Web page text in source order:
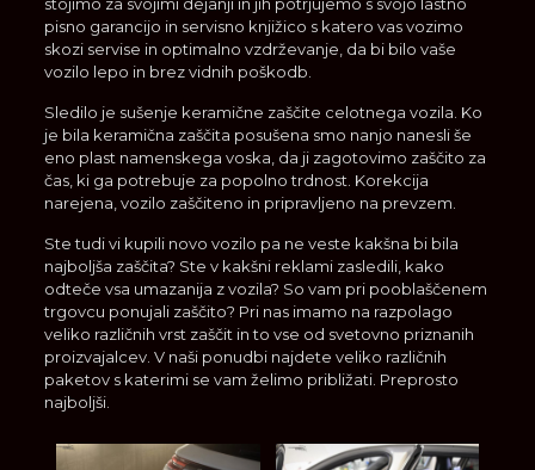
pisno garancijo in servisno knjižico s katero vas vozimo
skozi servise in optimalno vzdrževanje, da bi bilo vaše
vozilo lepo in brez vidnih poškodb.
Sledilo je sušenje keramične zaščite celotnega vozila. Ko
je bila keramična zaščita posušena smo nanjo nanesli še
eno plast namenskega voska, da ji zagotovimo zaščito za
čas, ki ga potrebuje za popolno trdnost. Korekcija
narejena, vozilo zaščiteno in pripravljeno na prevzem.
Ste tudi vi kupili novo vozilo pa ne veste kakšna bi bila
najboljša zaščita? Ste v kakšni reklami zasledili, kako
odteče vsa umazanija z vozila? So vam pri pooblaščenem
trgovcu ponujali zaščito? Pri nas imamo na razpolago
veliko različnih vrst zaščit in to vse od svetovno priznanih
proizvajalcev. V naši ponudbi najdete veliko različnih
paketov s katerimi se vam želimo približati. Preprosto
najboljši.